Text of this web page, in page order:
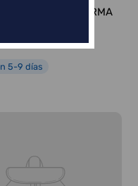
SURTIDAS FORMA
5-9 días